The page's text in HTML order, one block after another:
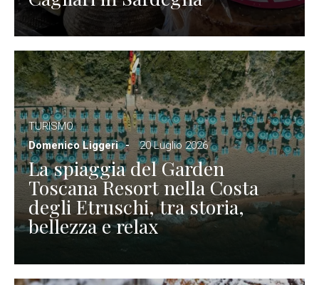
TURISMO
Domenico Liggeri
20 Luglio 2026
La spiaggia del Garden
Toscana Resort nella Costa
degli Etruschi, tra storia,
bellezza e relax